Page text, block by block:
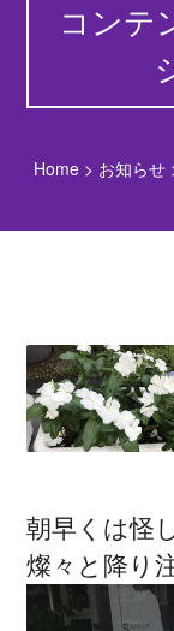
コンテ
Home> お知らせ
朝早くは怪
燦々と降り